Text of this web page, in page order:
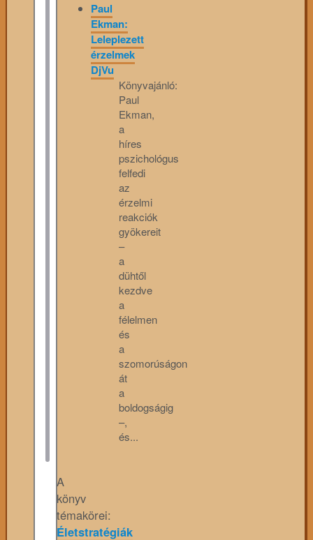
Paul
Ekman:
Leleplezett
érzelmek
DjVu
Könyvajánló:
Paul
Ekman,
a
híres
pszichológus
felfedi
az
érzelmi
reakciók
gyökereit
–
a
dühtől
kezdve
a
félelmen
és
a
szomorúságon
át
a
boldogságig
–,
és...
A
könyv
témakörei:
Életstratégiák